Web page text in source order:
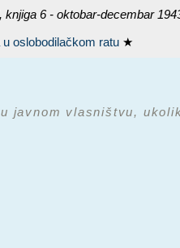
6 - oktobar-decembar
u oslobodilačkom ratu ★
vlasništvu,